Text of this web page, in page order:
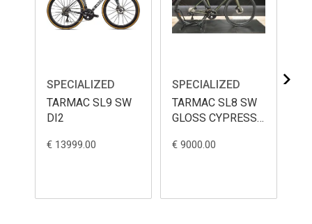
SPECIALIZED
TARMAC SL9 SW
DI2
€ 13999.00
SPECIALIZED
TARMAC SL8 SW
GLOSS CYPRESS
€ 9000.00